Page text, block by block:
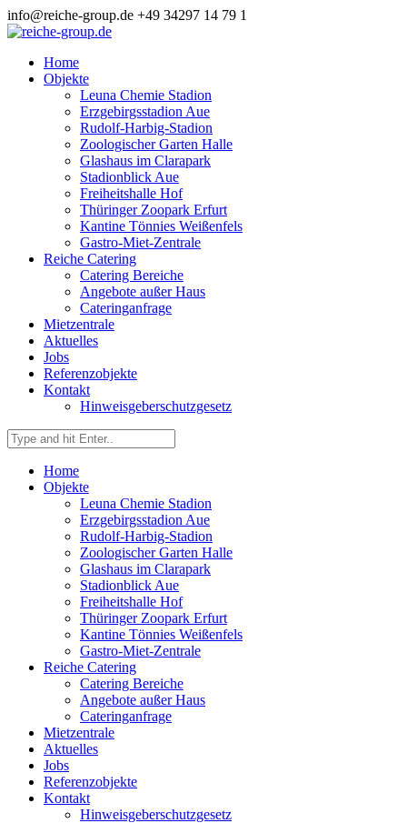
info@reiche-group.de +49 34297 14 79 1
Home
Objekte
Leuna Chemie Stadion
Erzgebirgsstadion Aue
Rudolf-Harbig-Stadion
Zoologischer Garten Halle
Glashaus im Clarapark
Stadionblick Aue
Freiheitshalle Hof
Thüringer Zoopark Erfurt
Kantine Tönnies Weißenfels
Gastro-Miet-Zentrale
Reiche Catering
Catering Bereiche
Angebote außer Haus
Cateringanfrage
Mietzentrale
Aktuelles
Jobs
Referenzobjekte
Kontakt
Hinweisgeberschutzgesetz
Home
Objekte
Leuna Chemie Stadion
Erzgebirgsstadion Aue
Rudolf-Harbig-Stadion
Zoologischer Garten Halle
Glashaus im Clarapark
Stadionblick Aue
Freiheitshalle Hof
Thüringer Zoopark Erfurt
Kantine Tönnies Weißenfels
Gastro-Miet-Zentrale
Reiche Catering
Catering Bereiche
Angebote außer Haus
Cateringanfrage
Mietzentrale
Aktuelles
Jobs
Referenzobjekte
Kontakt
Hinweisgeberschutzgesetz